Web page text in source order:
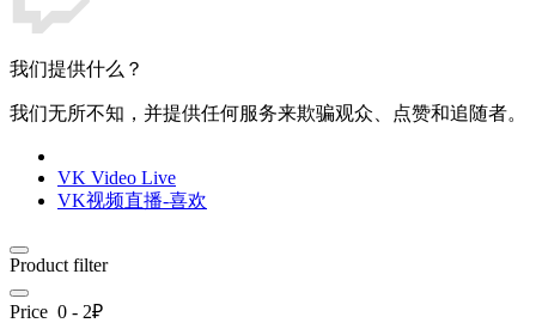
我们提供什么？
我们无所不知，并提供任何服务来欺骗观众、点赞和追随者。
VK Video Live
VK视频直播-喜欢
Product filter
Price 0 - 2₽